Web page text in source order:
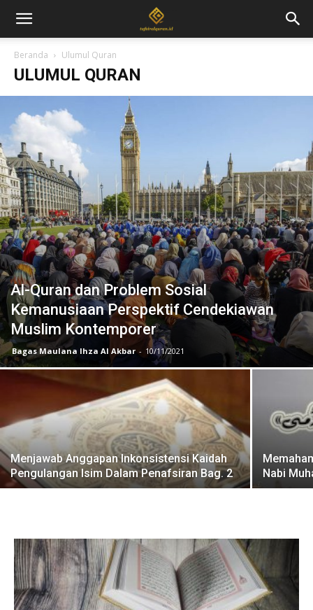
Beranda Ulumul Quran
ULUMUL QURAN
Al-Quran dan Problem Sosial
Kemanusiaan Perspektif Cendekiawan
Muslim Kontemporer
Bagas Maulana Ihza Al Akbar - 10/11/2021
Menjawab Anggapan Inkonsistensi Kaidah
Pengulangan Isim Dalam Penafsiran Bag. 2
Nabi